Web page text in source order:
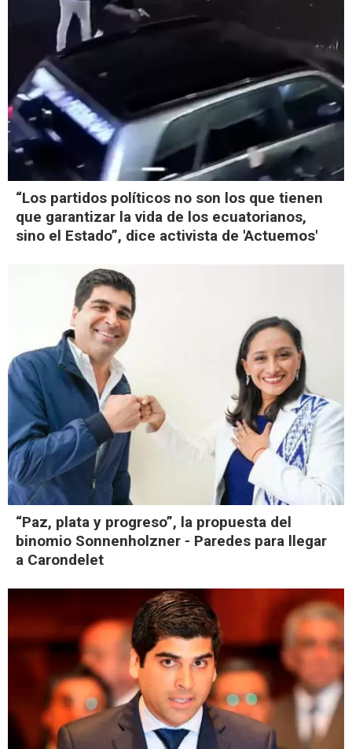
“Los partidos políticos no son los que tienen
que garantizar la vida de los ecuatorianos,
sino el Estado”, dice activista de 'Actuemos'
“Paz, plata y progreso”, la propuesta del
binomio Sonnenholzner - Paredes para llegar
a Carondelet